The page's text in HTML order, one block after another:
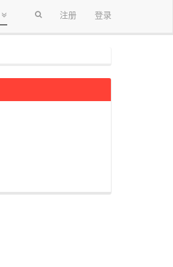
注册 登录